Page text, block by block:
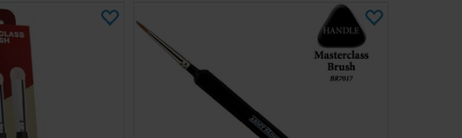
Inkluderer 2 avflisingsbørster i forskjellige størrelser for allsidige
effekter
Perfekt for å skape riper, rust og slitte teksturer på miniatyrer
Børstene kan trimmes og formes for tilpasset presisjon
Slitesterk konstruksjon sikrer langvarig ytelse og kontroll
Ideell for å tilføre realistisk forvitring og aldring til alle modeller
eller overflater